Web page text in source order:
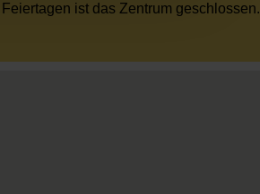
ist das Zentrum geschlossen.